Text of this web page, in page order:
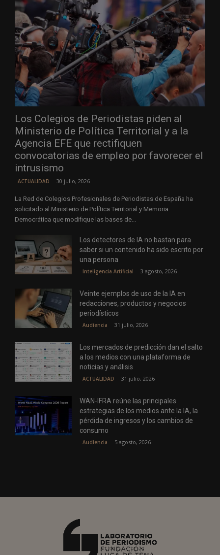
Los Colegios de Periodistas piden al
Ministerio de Política Territorial y a la
Agencia EFE que rectifiquen
convocatorias de empleo por favorecer el
intrusismo
ACTUALIDAD 30 julio, 2026
La Red de Colegios Profesionales de Periodistas de España ha
solicitado al Ministerio de Política Territorial y Memoria
Democrática que modifique las bases de...
Los detectores de IA no bastan para
saber si un contenido ha sido escrito por
una persona
Inteligencia Artificial 3 agosto, 2026
Veinte ejemplos de uso de la IA en
redacciones, productos y negocios
periodísticos
Audiencia 31 julio, 2026
Los mercados de predicción dan el salto
a los medios con una plataforma de
noticias y análisis
ACTUALIDAD 31 julio, 2026
WAN-IFRA reúne las principales
estrategias de los medios ante la IA, la
pérdida de ingresos y los cambios de
consumo
Audiencia 5 agosto, 2026